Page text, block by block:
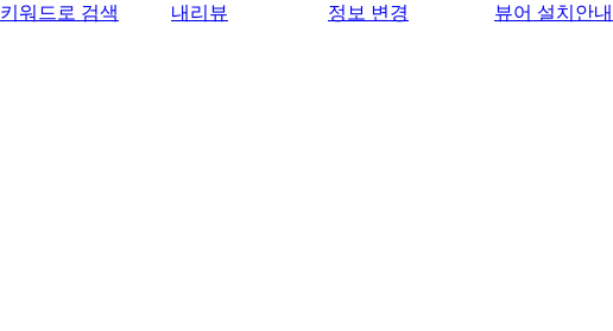
키워드로 검색
내리뷰
정보 변경
뷰어 설치안내